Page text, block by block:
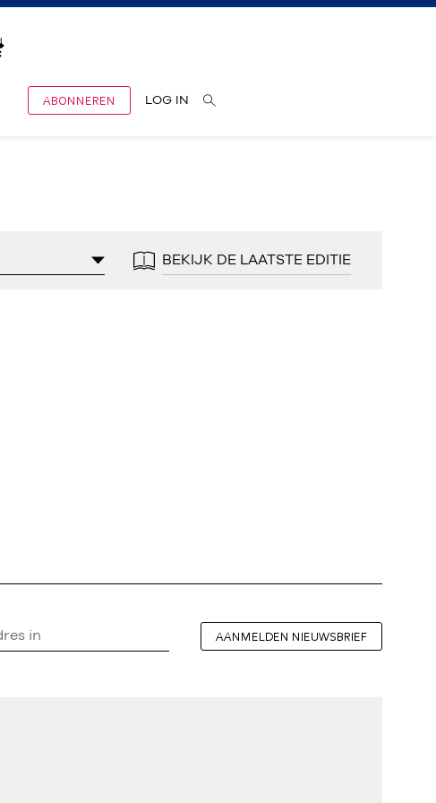
ABONNEREN LOG IN
BEKIJK DE LAATSTE EDITIE
AANMELDEN NIEUWSBRIEF